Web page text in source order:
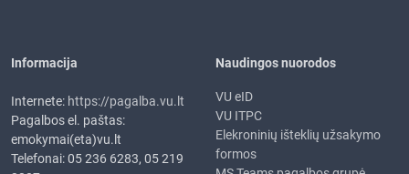
Informacija
Internete: https://pagalba.vu.lt
Pagalbos el. paštas:
emokymai(eta)vu.lt
Telefonai: 05 236 6283, 05 219
Naudingos nuorodos
VU eID
VU ITPC
Elekroninių išteklių užsakymo
formos